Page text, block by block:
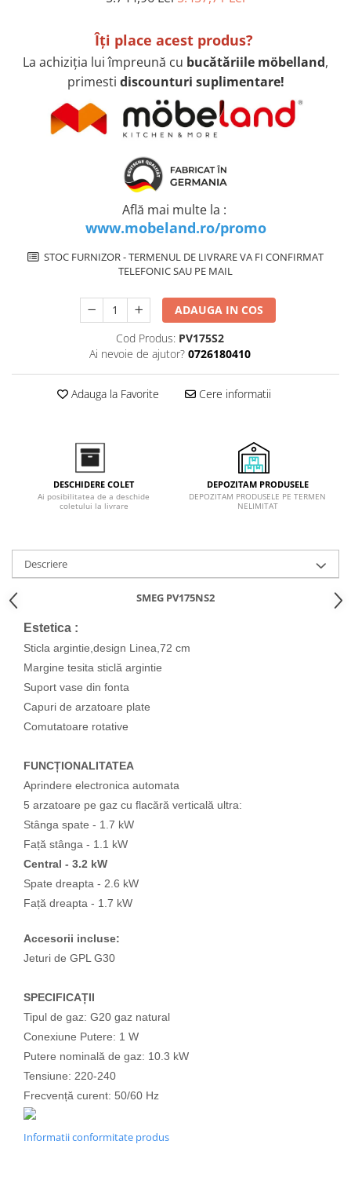
Cuptoare cu microunde
Cu montare pe perete
Hote cu montare in blat
Hote cu montare pe colt
Hote rustice
Hote tip insula
Complet incorporabile
Partial incorporabile
Plite
Domino( seturi modulare)
Plite cu hota integrata
Masini de spalat rufe slim
(adancime 40-47 cm)
Uscatoare de rufe
Vitrine frigorifice si minibaruri
Pachete chiuvete si baterii
Îţi place acest produs?
La achiziţia lui împreună cu bucătăriile möbelland,
primesti discounturi suplimentare!
Află mai multe la :
www.mobeland.ro/promo
STOC FURNIZOR - TERMENUL DE LIVRARE VA FI CONFIRMAT
TELEFONIC SAU PE MAIL
ADAUGA IN COS
Cod Produs: PV175S2
Ai nevoie de ajutor? 0726180410
Adauga la Favorite Cere informatii
DESCHIDERE COLET
Ai posibilitatea de a deschide
coletului la livrare
DEPOZITAM PRODUSELE
DEPOZITAM PRODUSELE PE TERMEN
NELIMITAT
Descriere
SMEG PV175NS2
Estetica :
Sticla argintie,design Linea,72 cm
Margine tesita sticlă argintie
Suport vase din fonta
Capuri de arzatoare plate
Comutatoare rotative
FUNCȚIONALITATEA
Aprindere electronica automata
5 arzatoare pe gaz cu flacără verticală ultra:
Stânga spate - 1.7 kW
Față stânga - 1.1 kW
Central - 3.2 kW
Spate dreapta - 2.6 kW
Față dreapta - 1.7 kW
Accesorii incluse:
Jeturi de GPL G30
SPECIFICAȚII
Tipul de gaz: G20 gaz natural
Conexiune Putere: 1 W
Putere nominală de gaz: 10.3 kW
Tensiune: 220-240
Frecvență curent: 50/60 Hz
Informatii conformitate produs